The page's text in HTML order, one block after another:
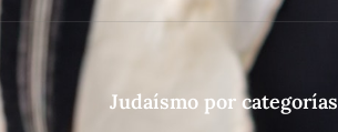
Judaísmo por categorías